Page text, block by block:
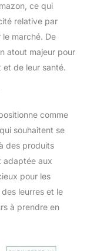
ce qui
relative par
le marché. De
atout majeur pour
et de leur santé.
comme
souhaitent se
des produits
adaptée aux
pour les
leurres et le
à prendre en